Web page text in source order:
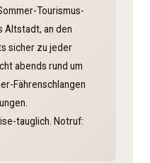
Tourismus-
Altstadt, an den
sicher zu jeder
abends rund um
Fährenschlangen
tauglich. Notruf: